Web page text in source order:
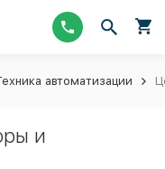
автоматизации
и